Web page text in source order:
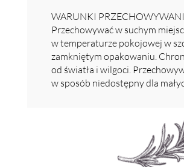
WARUNKI
Przechowywać w suchym
w temperaturze pokojowej w
zamkniętym opakowaniu.
od światła i wilgoci.
w sposób niedostępny dla